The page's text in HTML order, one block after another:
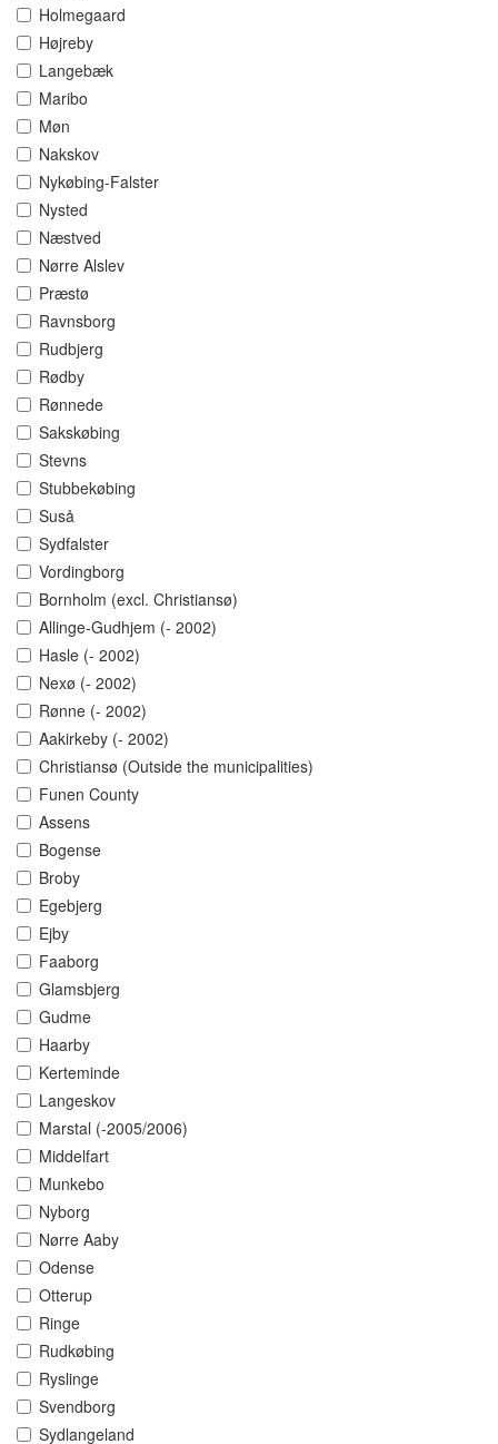
Holmegaard
Højreby
Langebæk
Maribo
Møn
Nakskov
Nykøbing-Falster
Nysted
Næstved
Nørre Alslev
Præstø
Ravnsborg
Rudbjerg
Rødby
Rønnede
Sakskøbing
Stevns
Stubbekøbing
Suså
Sydfalster
Vordingborg
Bornholm (excl. Christiansø)
Allinge-Gudhjem (- 2002)
Hasle (- 2002)
Nexø (- 2002)
Rønne (- 2002)
Aakirkeby (- 2002)
Christiansø (Outside the municipalities)
Funen County
Assens
Bogense
Broby
Egebjerg
Ejby
Faaborg
Glamsbjerg
Gudme
Haarby
Kerteminde
Langeskov
Marstal (-2005/2006)
Middelfart
Munkebo
Nyborg
Nørre Aaby
Odense
Otterup
Ringe
Rudkøbing
Ryslinge
Svendborg
Sydlangeland